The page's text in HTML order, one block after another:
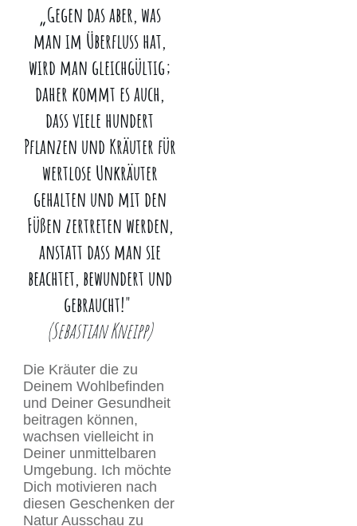
„Gegen das aber, was
man im Überfluss hat,
wird man gleichgültig;
daher kommt es auch,
dass viele hundert
Pflanzen und Kräuter für
wertlose Unkräuter
gehalten und mit den
Füßen zertreten werden,
anstatt dass man sie
beachtet, bewundert und
gebraucht!"
(Sebastian Kneipp)
Die Kräuter die zu
Deinem Wohlbefinden
und Deiner Gesundheit
beitragen können,
wachsen vielleicht in
Deiner unmittelbaren
Umgebung. Ich möchte
Dich motivieren nach
diesen Geschenken der
Natur Ausschau zu